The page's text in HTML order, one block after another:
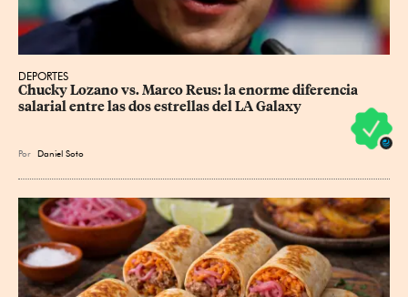
DEPORTES
Chucky Lozano vs. Marco Reus: la enorme diferencia
salarial entre las dos estrellas del LA Galaxy
Por Daniel Soto